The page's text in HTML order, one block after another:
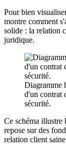
Pour bien
montre comment
solide : la relation
juridique.
Diagramme
d'un contrat
sécurité.
Ce schéma illustre
repose sur des
relation client